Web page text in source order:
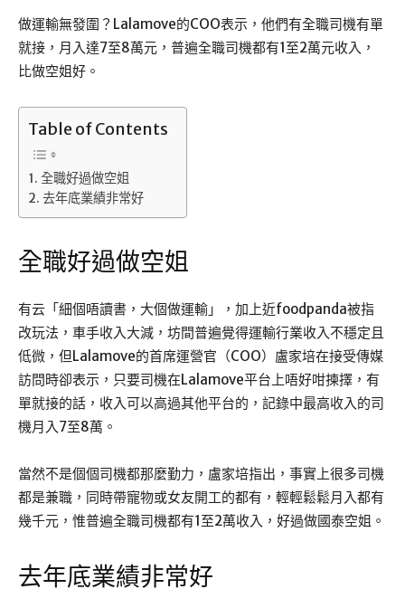
做運輸無發圍？Lalamove的COO表示，他們有全職司機有單
就接，月入達7至8萬元，普遍全職司機都有1至2萬元收入，
比做空姐好。
Table of Contents
全職好過做空姐
去年底業績非常好
全職好過做空姐
有云「細個唔讀書，大個做運輸」，加上近foodpanda被指
改玩法，車手收入大減，坊間普遍覺得運輸行業收入不穩定且
低微，但Lalamove的首席運營官（COO）盧家培在接受傳媒
訪問時卻表示，只要司機在Lalamove平台上唔好咁揀擇，有
單就接的話，收入可以高過其他平台的，記錄中最高收入的司
機月入7至8萬。
當然不是個個司機都那麼勤力，盧家培指出，事實上很多司機
都是兼職，同時帶寵物或女友開工的都有，輕輕鬆鬆月入都有
幾千元，惟普遍全職司機都有1至2萬收入，好過做國泰空姐。
去年底業績非常好